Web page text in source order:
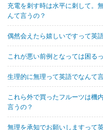
充電を刺す時は水平に刺して。
んて言うの？
偶然会えたら嬉しいですって英
これが悪い前例となっては困る
生理的に無理って英語でなんて
これら外で買ったフルーツは機
言うの？
無理を承知でお願いしますって